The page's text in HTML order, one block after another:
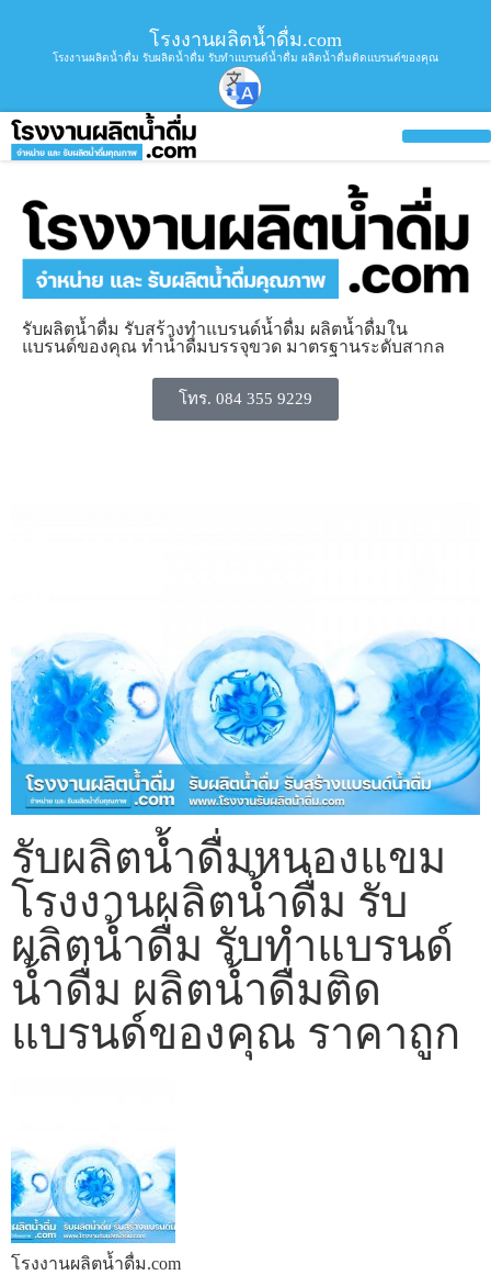
โรงงานผลิตน้ำดื่ม.com
โรงงานผลิตน้ำดื่ม รับผลิตน้ำดื่ม รับทำแบรนด์น้ำดื่ม ผลิตน้ำดื่มติดแบรนด์ของคุณ
รับผลิตน้ำดื่ม รับสร้างทำแบรนด์น้ำดื่ม ผลิตน้ำดื่มใน
แบรนด์ของคุณ ทำน้ำดื่มบรรจุขวด มาตรฐานระดับสากล
โทร. 084 355 9229
รับผลิตน้ำดื่มหนองแขม
โรงงานผลิตน้ำดื่ม รับ
ผลิตน้ำดื่ม รับทำแบรนด์
น้ำดื่ม ผลิตน้ำดื่มติด
แบรนด์ของคุณ ราคาถูก
โรงงานผลิตน้ำดื่ม.com